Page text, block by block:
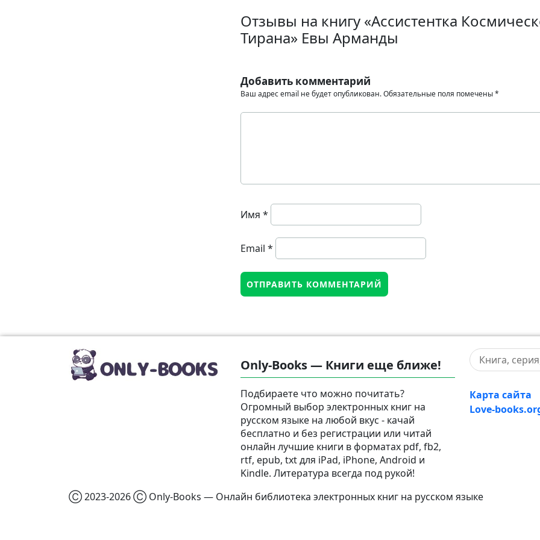
Отзывы на книгу «Ассистентка
Тирана» Евы Арманды
Добавить комментарий
Ваш адрес email не будет опубликован.Обязательные поля помечены*
Имя *
Email *
Only-Books — Книги еще ближе!
Подбираете что можно почитать?
Огромный выбор электронных книг на
русском языке на любой вкус - качай
бесплатно и без регистрации или читай
онлайн лучшие книги в форматах pdf, fb2,
rtf, epub, txt для iPad, iPhone, Android и
Kindle. Литература всегда под рукой!
Карта сайта
Love-
Ⓒ 2023-2026 Ⓒ Only-Books — Онлайн библиотека электронных книг на русском языке